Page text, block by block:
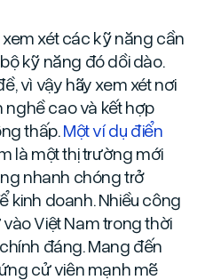
xét các kỹ năng cần
kỹ năng đó dồi dào.
vì vậy hãy xem xét nơi
nghề cao và kết hợp
thấp.Một ví dụ điển
là một thị trường mới
nhanh chóng trở
kinh doanh. Nhiều công
Việt Nam trong thời
đáng. Mang đến
cử viên mạnh mẽ